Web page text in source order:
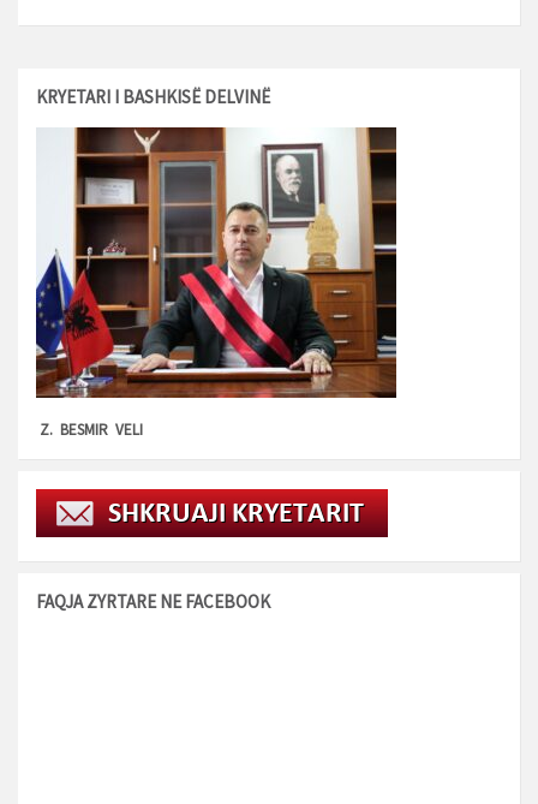
KRYETARI I BASHKISË DELVINË
Z. BESMIR VELI
FAQJA ZYRTARE NE FACEBOOK